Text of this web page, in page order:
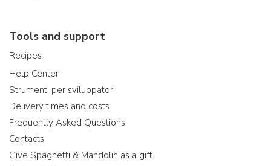
Tools and support
Recipes
Help Center
Strumenti per sviluppatori
Delivery times and costs
Frequently Asked Questions
Contacts
Give Spaghetti & Mandolin as a gift